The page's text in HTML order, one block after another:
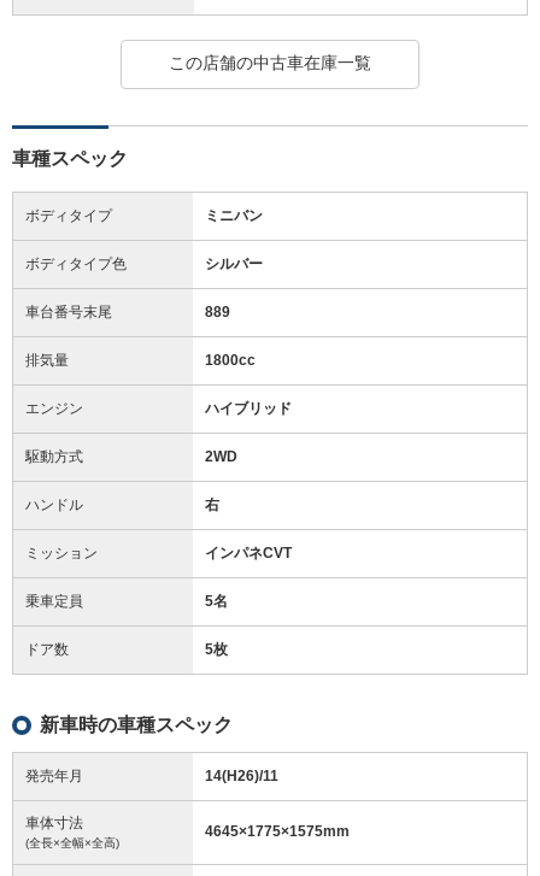
この店舗の中古車在庫一覧
車種スペック
ボディタイプ ミニバン
ボディタイプ色 シルバー
車台番号末尾 889
排気量 1800cc
エンジン ハイブリッド
駆動方式 2WD
ハンドル 右
ミッション インパネCVT
乗車定員 5名
ドア数 5枚
新車時の車種スペック
発売年月 14(H26)/11
車体寸法
(全長×全幅×全高)
4645×1775×1575mm